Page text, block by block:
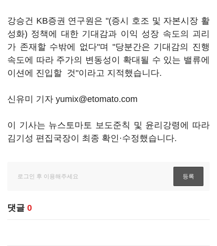
강승건 KB증권 연구원은 "(증시 호조 및 자본시장 활
성화) 정책에 대한 기대감과 이익 성장 속도의 괴리
가 존재할 수밖에 없다"며 "당분간은 기대감의 진행
속도에 따라 주가의 변동성이 확대될 수 있는 밸류에
이션에 진입할 것"이라고 지적했습니다.
신유미 기자 yumix@etomato.com
이 기사는 뉴스토마토 보도준칙 및 윤리강령에 따라
김기성 편집국장이 최종 확인·수정했습니다.
댓글 0